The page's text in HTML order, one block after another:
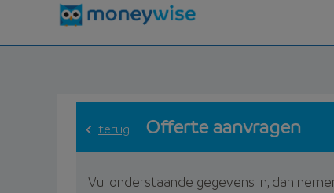
terug Offerte aanvragen
Vul onderstaande gegevens in, dan